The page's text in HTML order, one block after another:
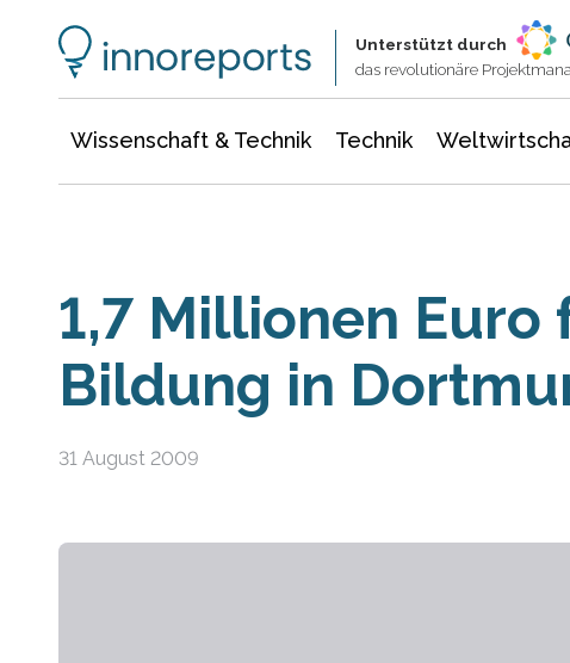
Unterstützt durch
das revolutionäre
Wissenschaft & Technik Technik
1,7 Millionen Euro
Bildung in
31 August 2009